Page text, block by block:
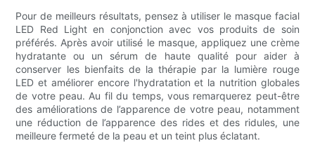
Pour de meilleurs résultats, pensez à utiliser le masque facial
LED Red Light en conjonction avec vos produits de soin
préférés. Après avoir utilisé le masque, appliquez une crème
hydratante ou un sérum de haute qualité pour aider à
conserver les bienfaits de la thérapie par la lumière rouge
LED et améliorer encore l'hydratation et la nutrition globales
de votre peau. Au fil du temps, vous remarquerez peut-être
des améliorations de l’apparence de votre peau, notamment
une réduction de l’apparence des rides et des ridules, une
meilleure fermeté de la peau et un teint plus éclatant.